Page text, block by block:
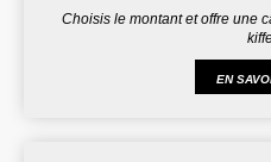
Choisis le montant et offre une
EN